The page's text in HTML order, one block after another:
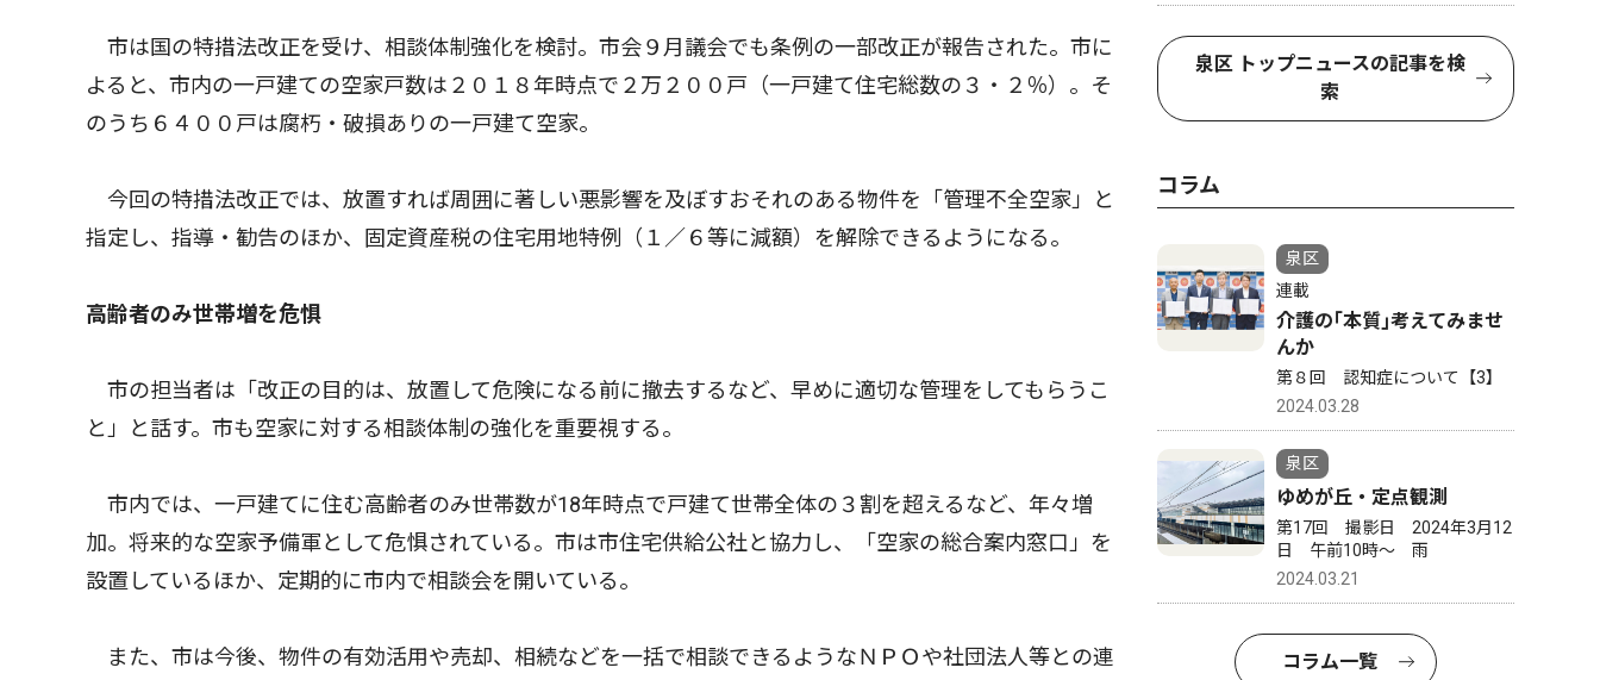
市は国の特措法改正を受け、相談体制強化を検討。市会９月議会でも条例の一部改正が報告された。市に
よると、市内の一戸建ての空家戸数は２０１８年時点で２万２００戸（一戸建て住宅総数の３・２％）。そ
のうち６４００戸は腐朽・破損ありの一戸建て空家。
今回の特措法改正では、放置すれば周囲に著しい悪影響を及ぼすおそれのある物件を「管理不全空家」と
指定し、指導・勧告のほか、固定資産税の住宅用地特例（１／６等に減額）を解除できるようになる。
高齢者のみ世帯増を危惧
市の担当者は「改正の目的は、放置して危険になる前に撤去するなど、早めに適切な管理をしてもらうこ
と」と話す。市も空家に対する相談体制の強化を重要視する。
市内では、一戸建てに住む高齢者のみ世帯数が18年時点で戸建て世帯全体の３割を超えるなど、年々増
加。将来的な空家予備軍として危惧されている。市は市住宅供給公社と協力し、「空家の総合案内窓口」を
設置しているほか、定期的に市内で相談会を開いている。
また、市は今後、物件の有効活用や売却、相続などを一括で相談できるようなＮＰＯや社団法人等との連
泉区 トップニュースの記事を検
索
コラム
泉区
連載
介護の｢本質｣考えてみませ
んか
第８回 認知症について【3】
2024.03.28
泉区
ゆめが丘・定点観測
第17回 撮影日 2024年3月12
日 午前10時〜 雨
2024.03.21
コラム一覧